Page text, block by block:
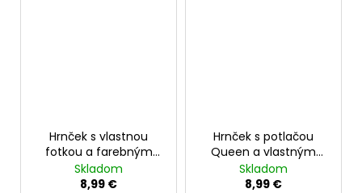
Hrnček s vlastnou
fotkou a farebným
štvorcovým výrezom
- 330ml biely
Skladom
8,99 €
Hrnček s potlačou
Queen a vlastným
menom - 330ml biely
Skladom
8,99 €